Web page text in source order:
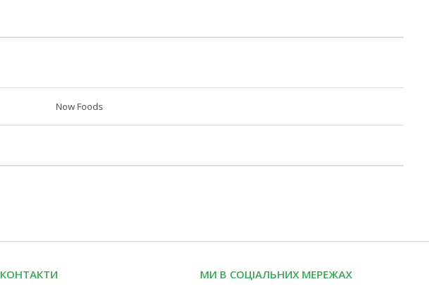
Now Foods
МИ В СОЦІАЛЬНИХ МЕРЕЖАХ